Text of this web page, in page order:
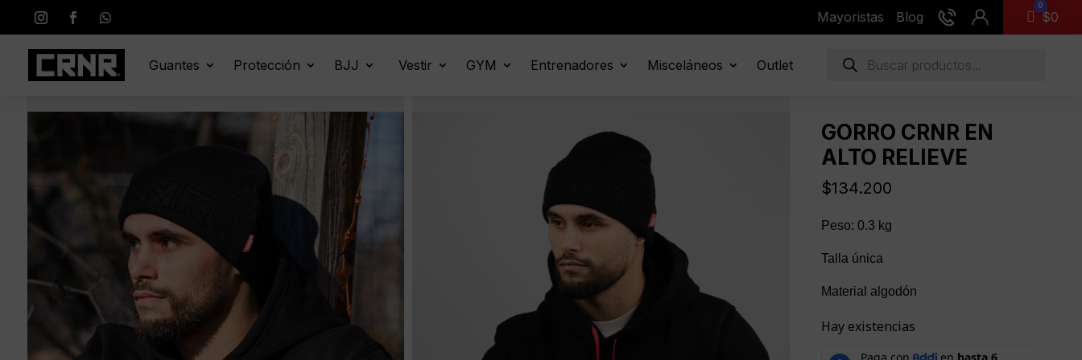
Mayoristas Blog Carro
0
$0
Guantes Protección BJJ Vestir GYM Entrenadores Misceláneos Outlet
Búsqueda
GORRO CRNR EN
ALTO RELIEVE
$134.200
Peso: 0.3 kg
Talla única
Material algodón
Hay existencias